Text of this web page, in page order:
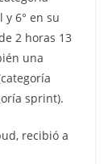
y 6° en su
2 horas 13
una
sprint).
recibió a